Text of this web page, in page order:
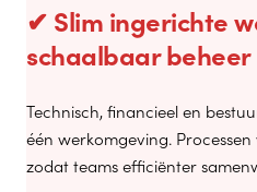
✔ Slim ingerichte
schaalbaar beheer
Technisch, financieel en
één werkomgeving.
zodat teams efficiënter